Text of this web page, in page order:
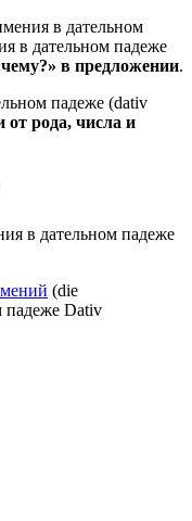
в дательном
в дательном падеже
в предложении.
падеже (dativ
от рода, числа и
в дательном падеже
(die
падеже Dativ